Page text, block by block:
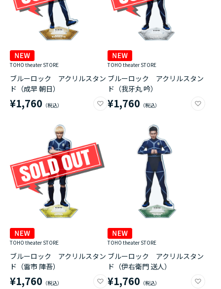
TOHO theater STORE
ブルーロック アクリルスタン
ド（成早 朝日）
¥1,760
TOHO theater STORE
ブルーロック アクリルスタン
ド（我牙丸 吟）
¥1,760
TOHO theater STORE
ブルーロック アクリルスタン
ド（雷市 陣吾）
¥1,760
TOHO theater STORE
ブルーロック アクリルスタン
ド（伊右衛門 送人）
¥1,760